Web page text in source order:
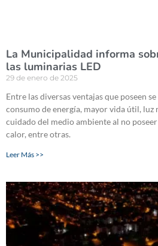
La Municipalidad informa
las luminarias LED
29 de enero de 2025
Entre las diversas ventajas que poseen
consumo de energía, mayor vida útil,
cuidado del medio ambiente al no
calor, entre otras.
Leer Más >>